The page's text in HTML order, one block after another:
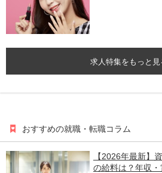
求人特集をもっと見
おすすめの就職・転職コラム
【2026年最新】
の給料は？年収